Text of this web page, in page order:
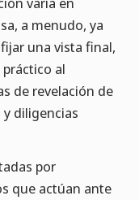
a menudo, ya
una vista final,
al
de revelación de
diligencias
por
que actúan ante